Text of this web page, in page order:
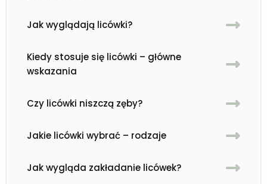
Jak wyglądają licówki?
Kiedy stosuje się licówki – główne
wskazania
Czy licówki niszczą zęby?
Jakie licówki wybrać – rodzaje
Jak wygląda zakładanie licówek?